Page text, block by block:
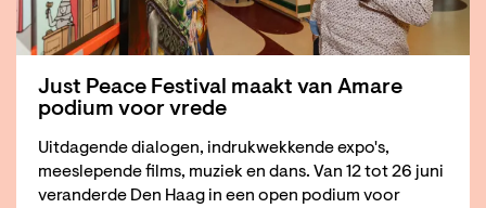
Just Peace Festival maakt van Amare
podium voor vrede
Uitdagende dialogen, indrukwekkende expo's,
meeslepende films, muziek en dans. Van 12 tot 26 juni
veranderde Den Haag in een open podium voor